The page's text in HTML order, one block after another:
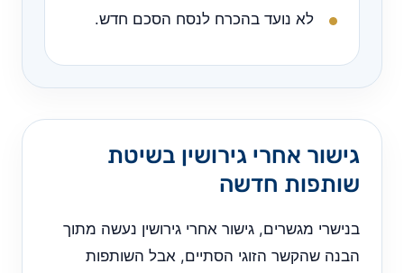
לא נועד בהכרח לנסח הסכם חדש.
גישור אחרי גירושין בשיטת
שותפות חדשה
בנישרי מגשרים, גישור אחרי גירושין נעשה מתוך
הבנה שהקשר הזוגי הסתיים, אבל השותפות